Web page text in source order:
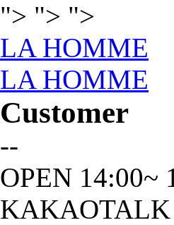
"> "> ">
LA HOMME
LA HOMME
Customer
--
OPEN 14:00~